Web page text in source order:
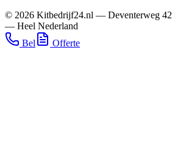
© 2026 Kitbedrijf24.nl — Deventerweg 42
— Heel Nederland
Bel
Offerte